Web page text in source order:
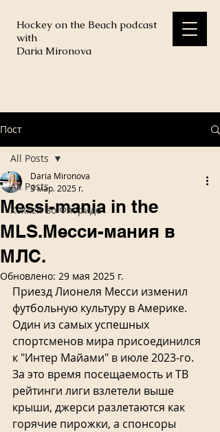
Hockey on the Beach podcast
with
Daria Mironova
Пост
All Posts
Хоккей во Флориде
All Posts
Messi-mania in the
MLS.Месси-мания в
МЛС.
Daria Mironova
3 мар. 2025 г.
Обновлено: 29 мая 2025 г.
Приезд Лионеля Месси изменил
футбольную культуру в Америке.
Один из самых успешных
спортсменов мира присоединился
к "Интер Майами" в июле 2023-го.
За это время посещаемость и ТВ
рейтинги лиги взлетели выше
крыши, джерси разлетаются как
горячие пирожки, а спонсоры